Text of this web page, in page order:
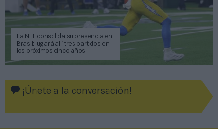
La NFL consolida su presencia en
Brasil: jugará allí tres partidos en
los próximos cinco años
¡Únete a la conversación!